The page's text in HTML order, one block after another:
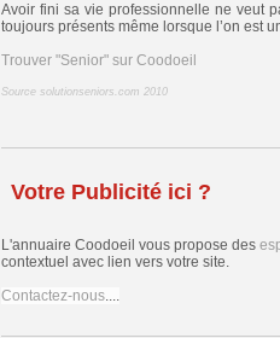
Avoir fini sa vie professionnelle ne veut
toujours présents même lorsque l’on est
Trouver "Senior" sur Coodoeil
Source solutionseniors.com 2010
Votre Publicité ici ?
L'annuaire Coodoeil vous propose des
contextuel avec lien vers votre site.
Contactez-nous....